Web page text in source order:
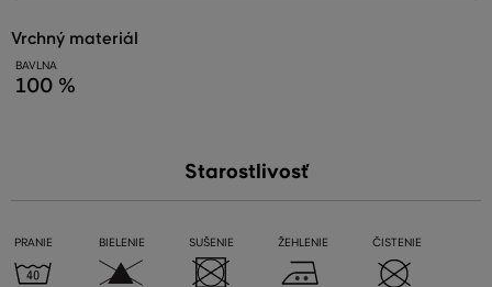
vrchný materiál
BAVLNA
100 %
Starostlivosť
PRANIE BIELENIE SUŠENIE ŽEHLENIE ČISTENIE